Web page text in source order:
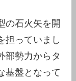
の石火矢を開
担っていまし
部勢力からタ
基盤となって